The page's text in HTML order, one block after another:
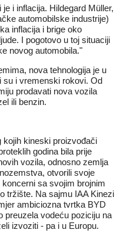
i inflacija. Hildegard Müller,
automobilske industrije)
inflacija i brige oko
I pogotovo u toj situaciji
novog automobila."
nova tehnologija je u
su i vremenski rokovi. Od
prodavati nova vozila
ili benzin.
kojih kineski proizvođači
godina bila prije
vozila, odnosno zemlja
otvorili svoje
sa svojim brojnim
tržište. Na sajmu IAA Kinezi
ambiciozna tvrtka BYD
preuzela vodeću poziciju na
izvoziti - pa i u Europu.